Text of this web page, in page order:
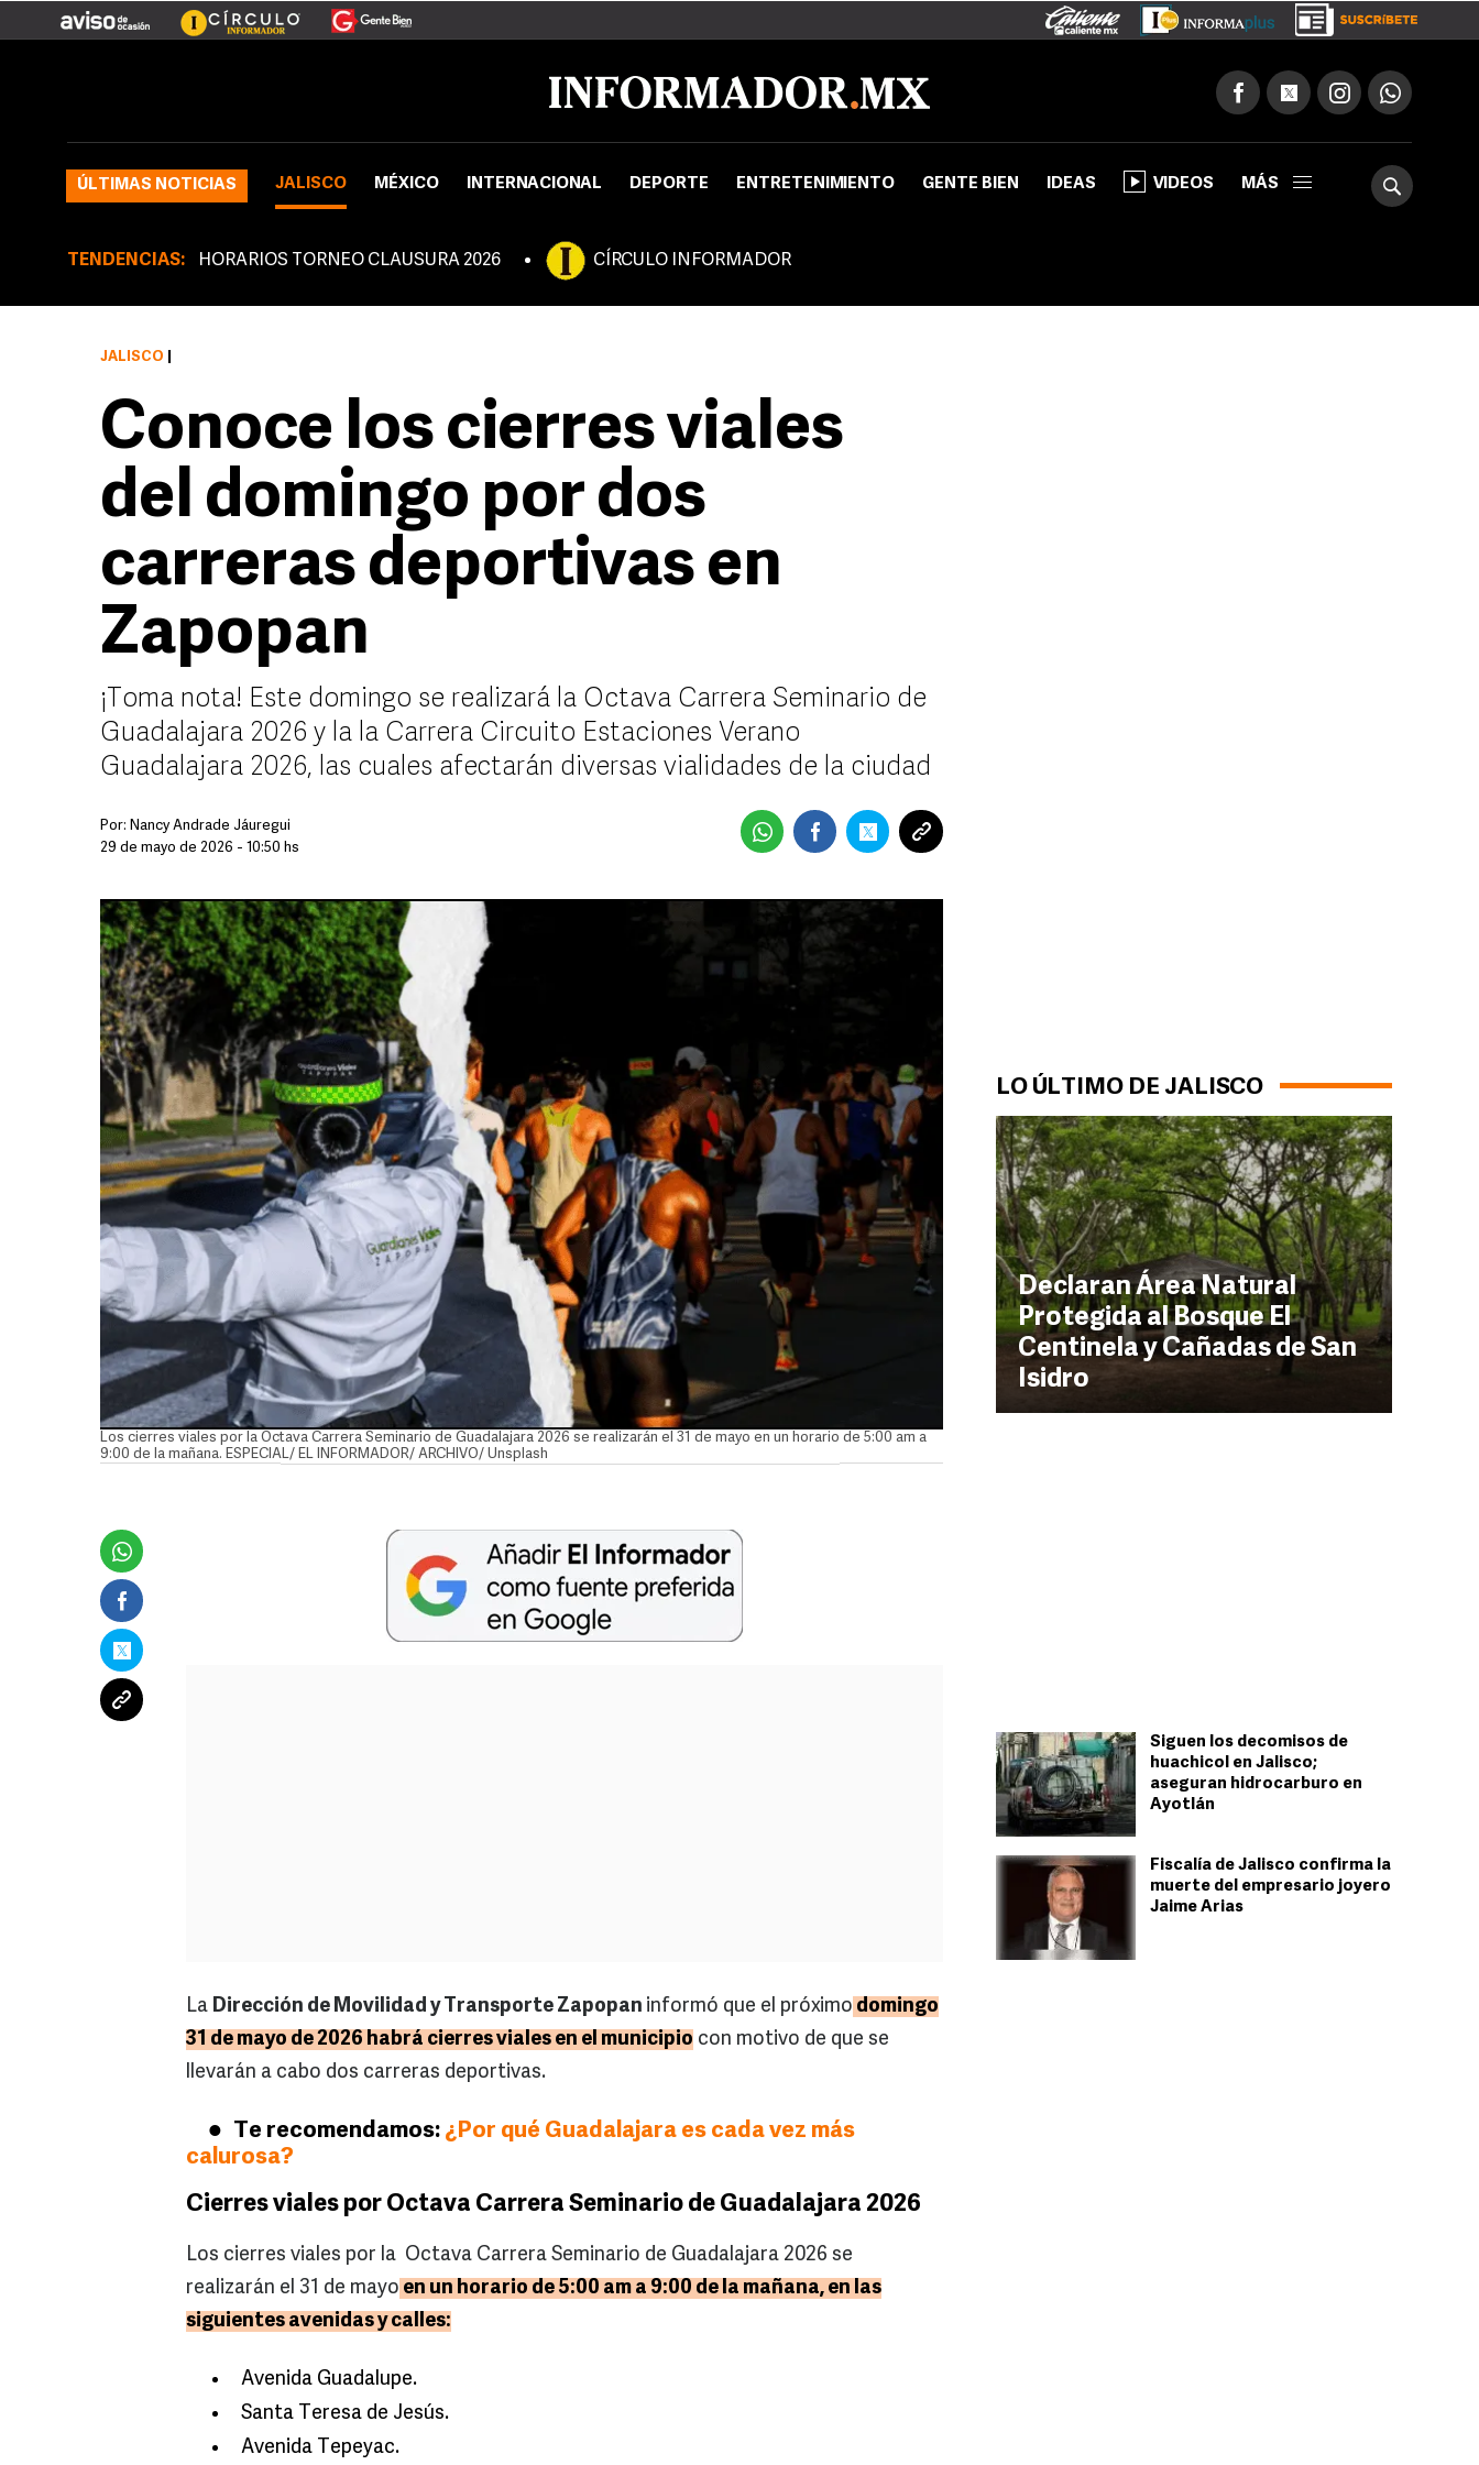
ÚLTIMAS NOTICIAS JALISCO MÉXICO INTERNACIONAL DEPORTE ENTRETENIMIENTO GENTE BIEN IDEAS VIDEOS MÁS
TENDENCIAS: HORARIOS TORNEO CLAUSURA 2026 CÍRCULO INFORMADOR
LO ÚLTIMO DE JALISCO
Declaran Área Natural
Protegida al Bosque El
Centinela y Cañadas de San
Isidro
Siguen los decomisos de
huachicol en Jalisco;
aseguran hidrocarburo en
Ayotlán
Fiscalía de Jalisco confirma la
muerte del empresario joyero
Jaime Arias
JALISCO
Conoce los cierres viales
del domingo por dos
carreras deportivas en
Zapopan
¡Toma nota! Este domingo se realizará la Octava Carrera Seminario de
Guadalajara 2026 y la la Carrera Circuito Estaciones Verano
Guadalajara 2026, las cuales afectarán diversas vialidades de la ciudad
Por: Nancy Andrade Jáuregui
29 de mayo de 2026 - 10:50 hs
Los cierres viales por la Octava Carrera Seminario de Guadalajara 2026 se realizarán el 31 de mayo en un horario de 5:00 am a
9:00 de la mañana. ESPECIAL/ EL INFORMADOR/ ARCHIVO/ Unsplash
La Dirección de Movilidad y Transporte Zapopan informó que el próximo domingo
31 de mayo de 2026 habrá cierres viales en el municipio con motivo de que se
llevarán a cabo dos carreras deportivas.
Te recomendamos: ¿Por qué Guadalajara es cada vez más
calurosa?
Cierres viales por Octava Carrera Seminario de Guadalajara 2026
Los cierres viales por la Octava Carrera Seminario de Guadalajara 2026 se
realizarán el 31 de mayo en un horario de 5:00 am a 9:00 de la mañana, en las
siguientes avenidas y calles:
Avenida Guadalupe.
Santa Teresa de Jesús.
Avenida Tepeyac.